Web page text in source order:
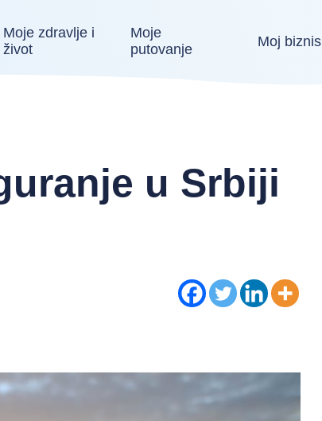
Moje zdravlje i
život
Moje
putovanje
Moj biznis
u Srbiji